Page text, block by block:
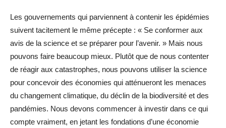
Les gouvernements qui parviennent à contenir les épidémies
suivent tacitement le même précepte : « Se conformer aux
avis de la science et se préparer pour l’avenir. » Mais nous
pouvons faire beaucoup mieux. Plutôt que de nous contenter
de réagir aux catastrophes, nous pouvons utiliser la science
pour concevoir des économies qui atténueront les menaces
du changement climatique, du déclin de la biodiversité et des
pandémies. Nous devons commencer à investir dans ce qui
compte vraiment, en jetant les fondations d’une économie